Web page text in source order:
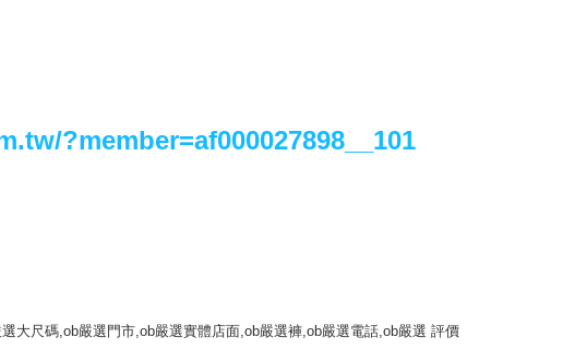
?member=af000027898__101
大尺碼,ob嚴選門市,ob嚴選實體店面,ob嚴選褲,ob嚴選電話,ob嚴選 評價